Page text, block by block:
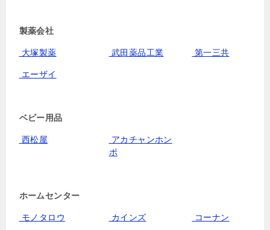
製薬会社
大塚製薬 武田薬品工業 第一三共
エーザイ
ベビー用品
西松屋
アカチャンホン
ポ
ホームセンター
モノタロウ カインズ コーナン